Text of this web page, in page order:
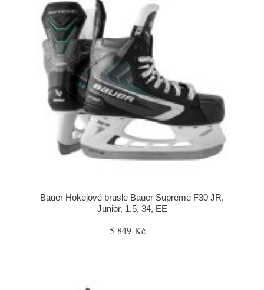
Bauer Hokejové brusle Bauer Supreme F30 JR,
Junior, 1.5, 34, EE
5 849 Kč